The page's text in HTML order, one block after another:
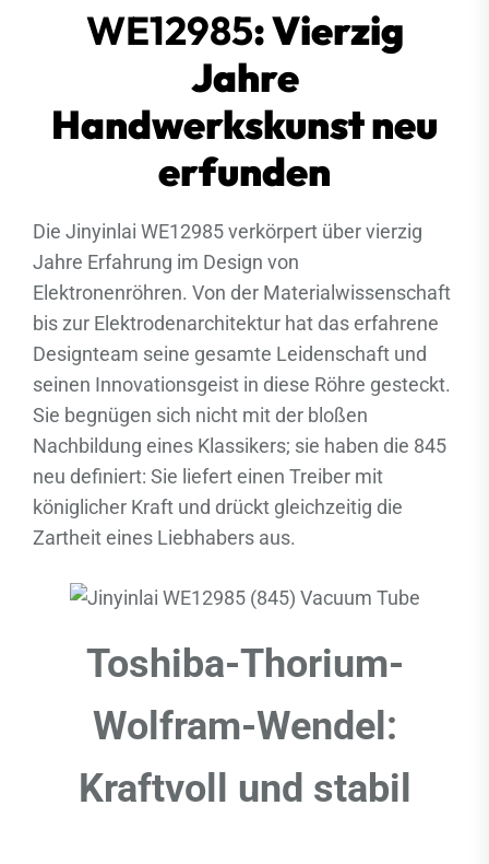
WE12985: Vierzig
Jahre
Handwerkskunst neu
erfunden
Die Jinyinlai WE12985 verkörpert über vierzig
Jahre Erfahrung im Design von
Elektronenröhren. Von der Materialwissenschaft
bis zur Elektrodenarchitektur hat das erfahrene
Designteam seine gesamte Leidenschaft und
seinen Innovationsgeist in diese Röhre gesteckt.
Sie begnügen sich nicht mit der bloßen
Nachbildung eines Klassikers; sie haben die 845
neu definiert: Sie liefert einen Treiber mit
königlicher Kraft und drückt gleichzeitig die
Zartheit eines Liebhabers aus.
Toshiba-Thorium-
Wolfram-Wendel:
Kraftvoll und stabil